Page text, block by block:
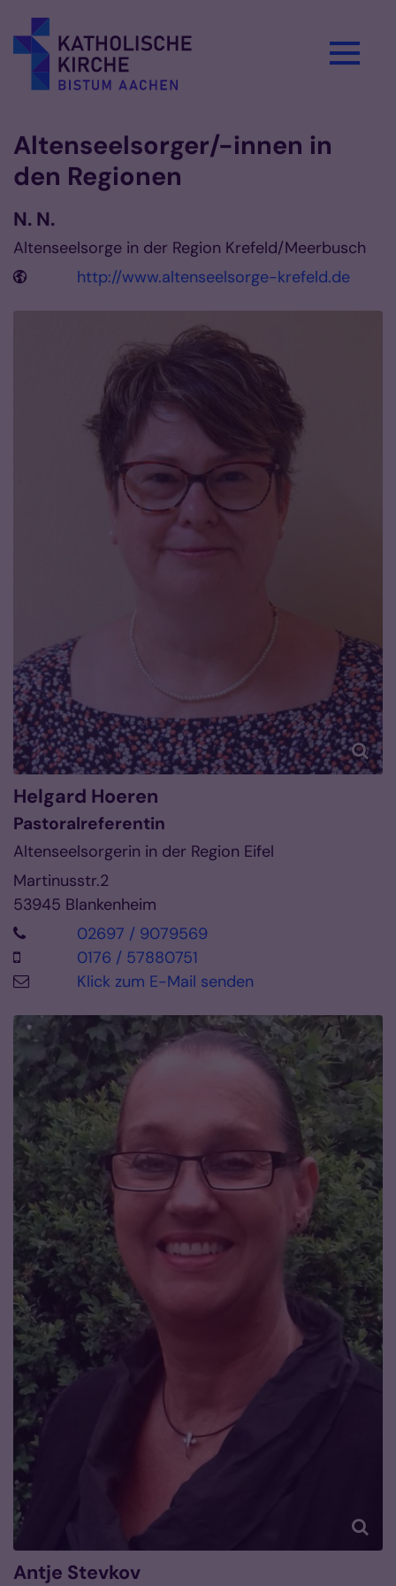
Altenseelsorger/-innen in
den Regionen
N. N.
Altenseelsorge in der Region Krefeld/Meerbusch
http://www.altenseelsorge-krefeld.de
Helgard Hoeren
Pastoralreferentin
Altenseelsorgerin in der Region Eifel
Martinusstr.2
53945 Blankenheim
02697 / 9079569
0176 / 57880751
Klick zum E-Mail senden
Antje Stevkov